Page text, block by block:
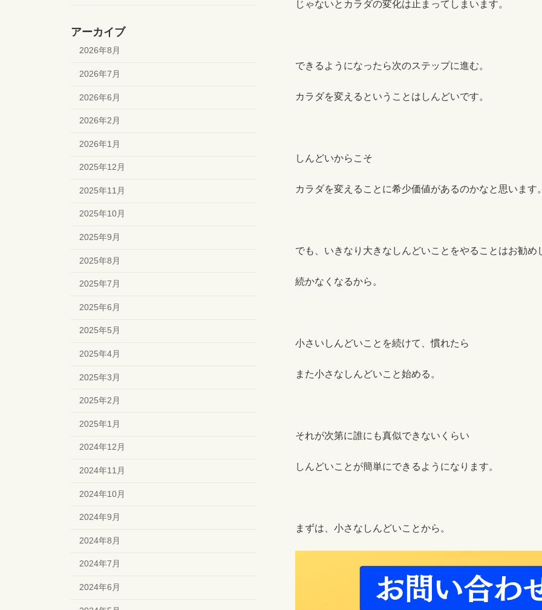
じゃないとカラダの変化は止まってしまいます。
できるようになったら次のステップに進む。
カラダを変えるということはしんどいです。
しんどいからこそ
カラダを変えることに希少価値があるのかなと思います
でも、いきなり大きなしんどいことをやることはお勧め
続かなくなるから。
小さいしんどいことを続けて、慣れたら
また小さなしんどいこと始める。
それが次第に誰にも真似できないくらい
しんどいことが簡単にできるようになります。
まずは、小さなしんどいことから。
アーカイブ
2026年8月
2026年7月
2026年6月
2026年2月
2026年1月
2025年12月
2025年11月
2025年10月
2025年9月
2025年8月
2025年7月
2025年6月
2025年5月
2025年4月
2025年3月
2025年2月
2025年1月
2024年12月
2024年11月
2024年10月
2024年9月
2024年8月
2024年7月
2024年6月